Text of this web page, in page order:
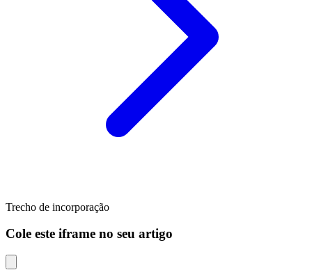
Trecho de incorporação
Cole este iframe no seu artigo